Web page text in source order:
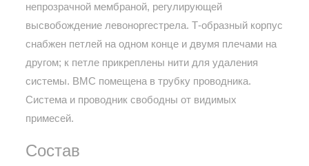
непрозрачной мембраной, регулирующей
высвобождение левоноргестрела. Т-образный корпус
снабжен петлей на одном конце и двумя плечами на
другом; к петле прикреплены нити для удаления
системы. ВМС помещена в трубку проводника.
Система и проводник свободны от видимых
примесей.
Состав